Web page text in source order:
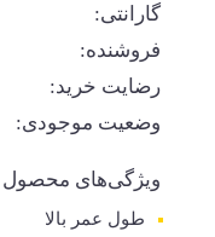
گارانتی:
فروشنده:
رضایت خرید:
وضعیت موجودی:
ویژگی‌های محصول
طول عمر بالا